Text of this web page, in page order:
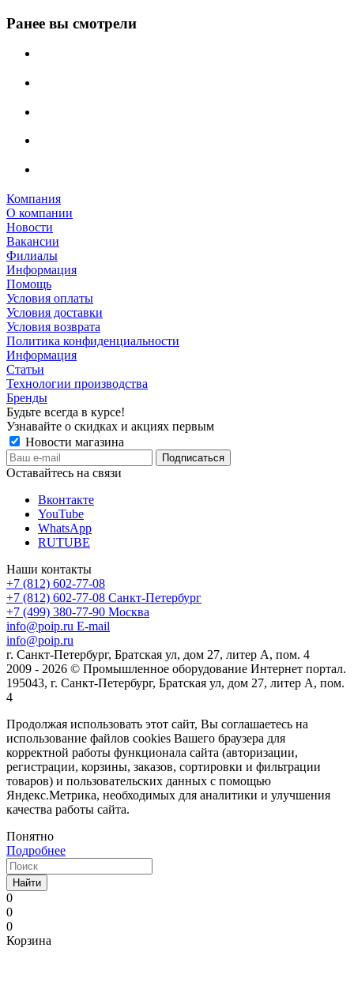
Ранее вы смотрели
Компания
О компании
Новости
Вакансии
Филиалы
Информация
Помощь
Условия оплаты
Условия доставки
Условия возврата
Политика конфиденциальности
Информация
Статьи
Технологии производства
Бренды
Будьте всегда в курсе!
Узнавайте о скидках и акциях первым
Новости магазина
Оставайтесь на связи
Вконтакте
YouTube
WhatsApp
RUTUBE
Наши контакты
+7 (812) 602-77-08
+7 (812) 602-77-08 Санкт-Петербург
+7 (499) 380-77-90 Москва
info@poip.ru E-mail
info@poip.ru
г. Санкт-Петербург, Братская ул, дом 27, литер А, пом. 4
2009 - 2026 © Промышленное оборудование Интернет портал.
195043, г. Санкт-Петербург, Братская ул, дом 27, литер А, пом.
4
Продолжая использовать этот сайт, Вы соглашаетесь на
использование файлов cookies Вашего браузера для
корректной работы функционала сайта (авторизации,
регистрации, корзины, заказов, сортировки и фильтрации
товаров) и пользовательских данных с помощью
Яндекс.Метрика, необходимых для аналитики и улучшения
качества работы сайта.
Понятно
Подробнее
Найти
0
0
0
Корзина